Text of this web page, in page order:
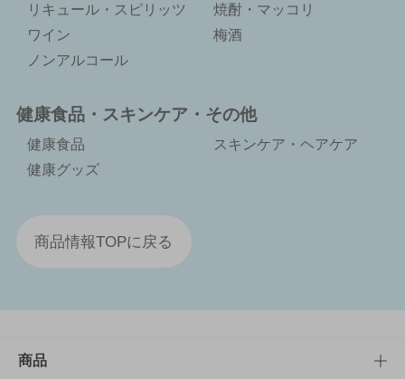
リキュール・スピリッツ
焼酎・マッコリ
ワイン
梅酒
ノンアルコール
健康食品・スキンケア・その他
健康食品
スキンケア・ヘアケア
健康グッズ
商品情報TOPに戻る
商品